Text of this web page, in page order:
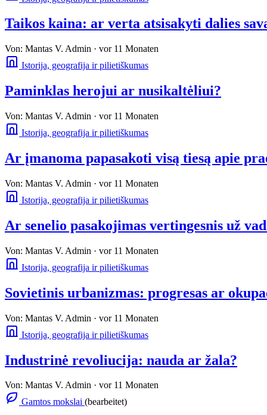
Taikos kaina: ar verta atsisakyti dalies
Von: Mantas V. Admin · vor 11 Monaten
Istorija, geografija ir pilietiškumas
Paminklas herojui ar nusikaltėliui?
Von: Mantas V. Admin · vor 11 Monaten
Istorija, geografija ir pilietiškumas
Ar įmanoma papasakoti visą tiesą apie
Von: Mantas V. Admin · vor 11 Monaten
Istorija, geografija ir pilietiškumas
Ar senelio pasakojimas vertingesnis už
Von: Mantas V. Admin · vor 11 Monaten
Istorija, geografija ir pilietiškumas
Sovietinis urbanizmas: progresas ar
Von: Mantas V. Admin · vor 11 Monaten
Istorija, geografija ir pilietiškumas
Industrinė revoliucija: nauda ar žala?
Von: Mantas V. Admin · vor 11 Monaten
Gamtos mokslai (bearbeitet)